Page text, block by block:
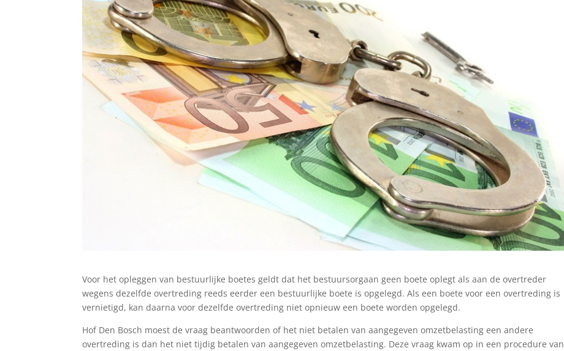
Voor het opleggen van bestuurlijke boetes geldt dat het bestuursorgaan geen boete oplegt als aan de overtreder
wegens dezelfde overtreding reeds eerder een bestuurlijke boete is opgelegd. Als een boete voor een overtreding is
vernietigd, kan daarna voor dezelfde overtreding niet opnieuw een boete worden opgelegd.
Hof Den Bosch moest de vraag beantwoorden of het niet betalen van aangegeven omzetbelasting een andere
overtreding is dan het niet tijdig betalen van aangegeven omzetbelasting. Deze vraag kwam op in een procedure van